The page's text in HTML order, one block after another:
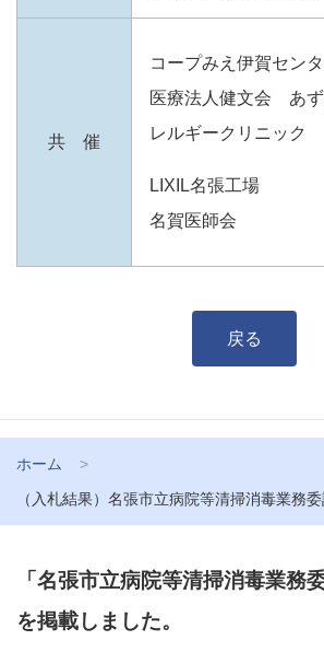
共 催
コープみえ伊賀セン
医療法人健文会 あ
レルギークリニック
LIXIL名張工場
名賀医師会
戻る
ホーム
（入札結果）名張市立病院等清掃消毒業務
「名張市立病院等清掃消毒業務
を掲載しました。